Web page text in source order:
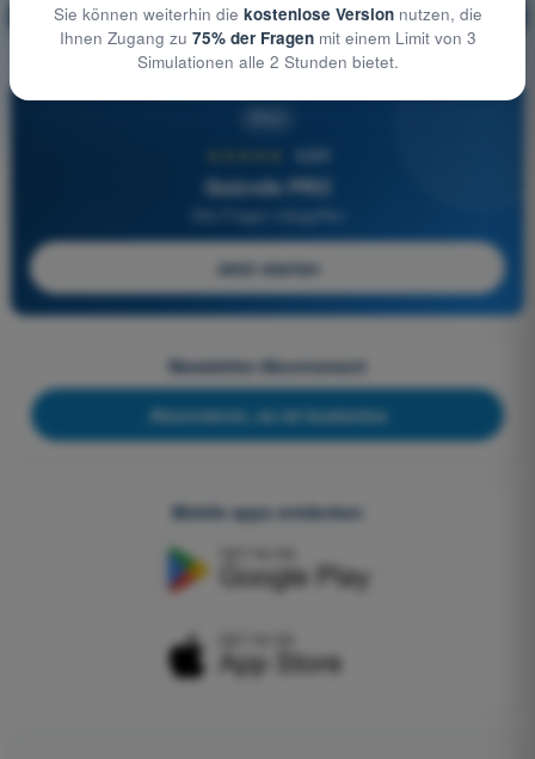
🔒 PRO Erläuterung der Frage
4,6/5
Quizvds PRO
Alle Fragen inbegriffen
Jetzt starten
Newsletter-Abonnement
Abonnieren, es ist kostenlos
Mobile apps entdecken
Sie können weiterhin die kostenlose Versionnutzen, die
Ihnen Zugang zu 75% der Fragenmit einem Limit von 3
Simulationen alle 2 Stunden bietet.